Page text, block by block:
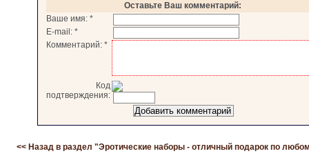
Оставьте Ваш комментарий:
Ваше имя: *
E-mail: *
Комментарий: *
Код
подтверждения:
<< Назад в раздел "Эротические наборы - отличный подарок по